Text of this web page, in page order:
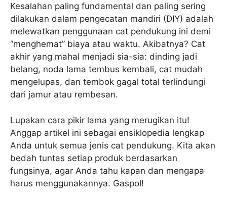
Kesalahan paling fundamental dan paling sering
dilakukan dalam pengecatan mandiri (DIY) adalah
melewatkan penggunaan cat pendukung ini demi
“menghemat” biaya atau waktu. Akibatnya? Cat
akhir yang mahal menjadi sia-sia: dinding jadi
belang, noda lama tembus kembali, cat mudah
mengelupas, dan tembok gagal total terlindungi
dari jamur atau rembesan.
Lupakan cara pikir lama yang merugikan itu!
Anggap artikel ini sebagai ensiklopedia lengkap
Anda untuk semua jenis cat pendukung. Kita akan
bedah tuntas setiap produk berdasarkan
fungsinya, agar Anda tahu kapan dan mengapa
harus menggunakannya. Gaspol!